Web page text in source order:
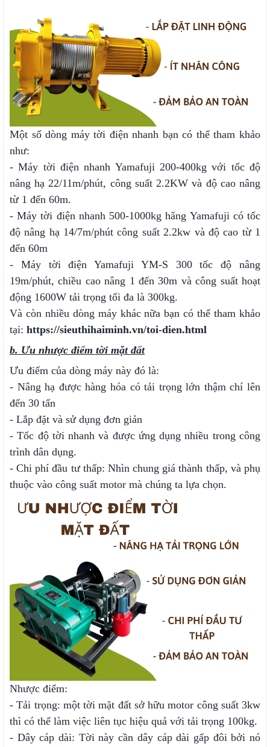
Một số dòng máy tời điện nhanh bạn có thể tham khảo
như:
- Máy tời điện nhanh Yamafuji 200-400kg với tốc độ
nâng hạ 22/11m/phút, công suất 2.2KW và độ cao nâng
từ 1 đến 60m.
- Máy tời điện nhanh 500-1000kg hãng Yamafuji có tốc
độ nâng hạ 14/7m/phút công suất 2.2kw và độ cao từ 1
đến 60m
- Máy tời điện Yamafuji YM-S 300 tốc độ nâng
19m/phút, chiều cao nâng 1 đến 30m và công suất hoạt
động 1600W tải trọng tối đa là 300kg.
Và còn nhiều dòng máy khác nữa bạn có thể tham khảo
tại: https://sieuthihaiminh.vn/toi-dien.html
b. Ưu nhược điểm tời mặt đất
Ưu điểm của dòng máy này đó là:
- Nâng hạ được hàng hóa có tải trọng lớn thậm chí lên
đến 30 tấn
- Lắp đặt và sử dụng đơn giản
- Tốc độ tời nhanh và được ứng dụng nhiều trong công
trình dân dụng.
- Chi phí đầu tư thấp: Nhìn chung giá thành thấp, và phụ
thuộc vào công suất motor mà chúng ta lựa chọn.
Nhược điểm:
- Tải trọng: một tời mặt đất sở hữu motor công suất 3kw
thì có thể làm việc liên tục hiệu quả với tải trọng 100kg.
- Dây cáp dài: Tời này cần dây cáp dài gấp đôi bởi nó